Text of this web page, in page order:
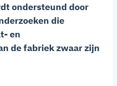
ondersteund door
die
en
de fabriek zwaar zijn